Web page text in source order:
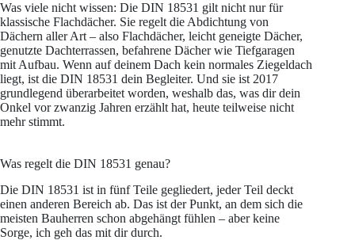
Was viele nicht wissen: Die DIN 18531 gilt nicht nur für
klassische Flachdächer. Sie regelt die Abdichtung von
Dächern aller Art – also Flachdächer, leicht geneigte Dächer,
genutzte Dachterrassen, befahrene Dächer wie Tiefgaragen
mit Aufbau. Wenn auf deinem Dach kein normales Ziegeldach
liegt, ist die DIN 18531 dein Begleiter. Und sie ist 2017
grundlegend überarbeitet worden, weshalb das, was dir dein
Onkel vor zwanzig Jahren erzählt hat, heute teilweise nicht
mehr stimmt.
Was regelt die DIN 18531 genau?
Die DIN 18531 ist in fünf Teile gegliedert, jeder Teil deckt
einen anderen Bereich ab. Das ist der Punkt, an dem sich die
meisten Bauherren schon abgehängt fühlen – aber keine
Sorge, ich geh das mit dir durch.